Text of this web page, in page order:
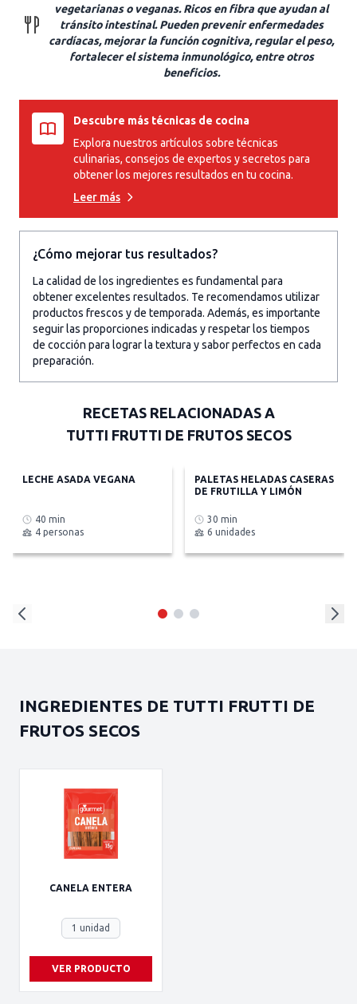
vegetarianas o veganas. Ricos en fibra que ayudan al
tránsito intestinal. Pueden prevenir enfermedades
cardíacas, mejorar la función cognitiva, regular el peso,
fortalecer el sistema inmunológico, entre otros
beneficios.
Descubre más técnicas de cocina
Explora nuestros artículos sobre técnicas
culinarias, consejos de expertos y secretos para
obtener los mejores resultados en tu cocina.
Leer más
¿Cómo mejorar tus resultados?
La calidad de los ingredientes es fundamental para
obtener excelentes resultados. Te recomendamos utilizar
productos frescos y de temporada. Además, es importante
seguir las proporciones indicadas y respetar los tiempos
de cocción para lograr la textura y sabor perfectos en cada
preparación.
RECETAS RELACIONADAS A
TUTTI FRUTTI DE FRUTOS SECOS
LECHE ASADA VEGANA
40 min
4 personas
PALETAS HELADAS CASERAS
DE FRUTILLA Y LIMÓN
30 min
6 unidades
INGREDIENTES DE TUTTI FRUTTI DE
FRUTOS SECOS
CANELA ENTERA
1 unidad
VER PRODUCTO